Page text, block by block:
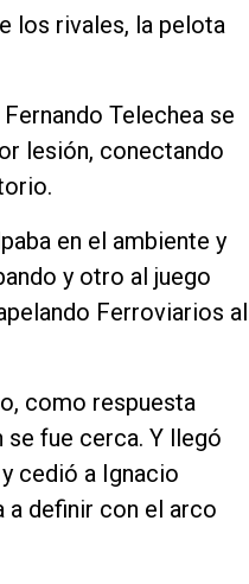
los rivales, la pelota
Telechea se
lesión, conectando
en el ambiente y
y otro al juego
Ferroviarios al
como respuesta
fue cerca. Y llegó
cedió a Ignacio
a definir con el arco